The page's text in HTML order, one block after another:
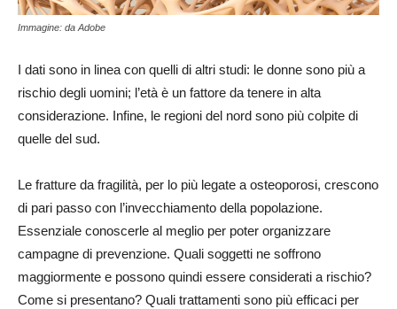
Immagine: da Adobe
I dati sono in linea con quelli di altri studi: le donne sono più a
rischio degli uomini; l’età è un fattore da tenere in alta
considerazione. Infine, le regioni del nord sono più colpite di
quelle del sud.
Le fratture da fragilità, per lo più legate a osteoporosi, crescono
di pari passo con l’invecchiamento della popolazione.
Essenziale conoscerle al meglio per poter organizzare
campagne di prevenzione. Quali soggetti ne soffrono
maggiormente e possono quindi essere considerati a rischio?
Come si presentano? Quali trattamenti sono più efficaci per